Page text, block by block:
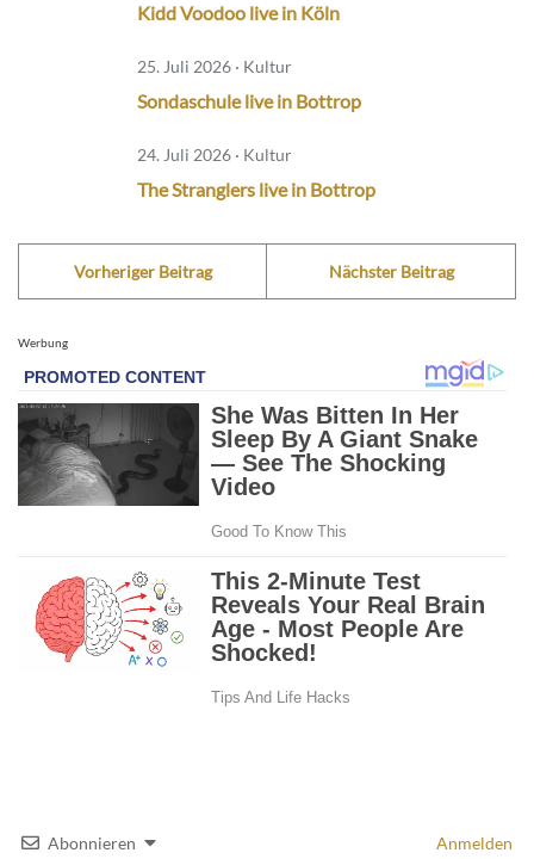
Kidd Voodoo live in Köln
25. Juli 2026 · Kultur
Sondaschule live in Bottrop
24. Juli 2026 · Kultur
The Stranglers live in Bottrop
Vorheriger Beitrag Nächster Beitrag
Werbung
Abonnieren Anmelden